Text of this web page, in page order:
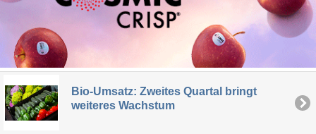
Bio-Umsatz: Zweites Quartal bringt
weiteres Wachstum